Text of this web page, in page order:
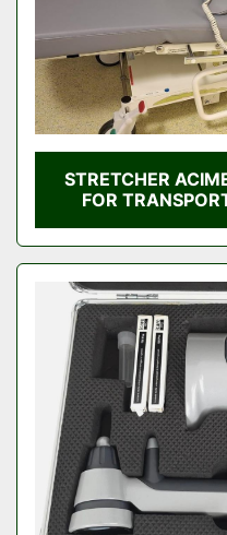
STRETCHER
FOR